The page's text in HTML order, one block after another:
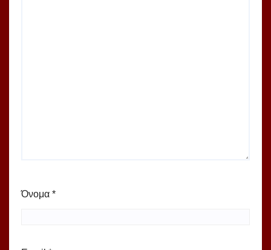
Όνομα *